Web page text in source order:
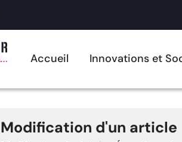
Accueil Innovations et
Modification d'un article